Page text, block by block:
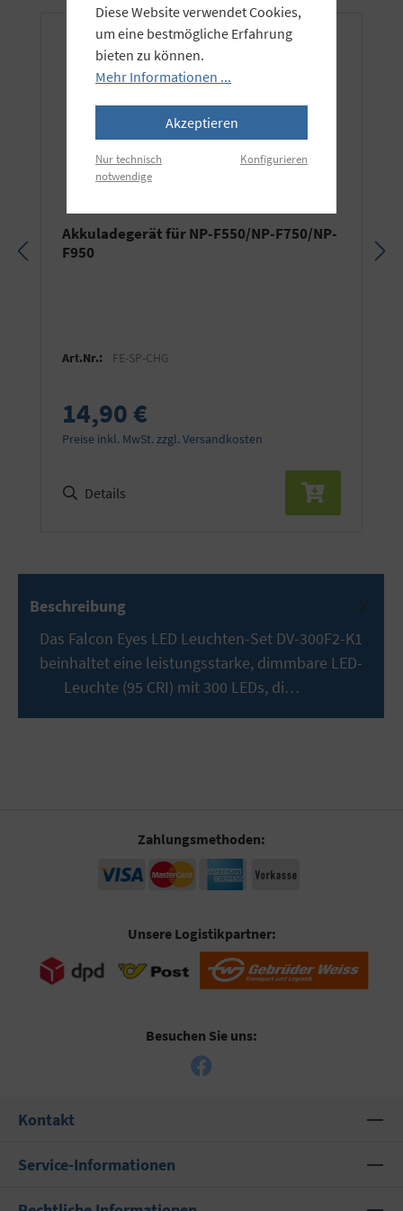
Akkuladegerät für NP-F550/NP-F750/NP-
F950
Art.Nr.: FE-SP-CHG
14,90 €
Preise inkl. MwSt. zzgl. Versandkosten
Details
Beschreibung
Das Falcon Eyes LED Leuchten-Set DV-300F2-K1
beinhaltet eine leistungsstarke, dimmbare LED-
Leuchte (95 CRI) mit 300 LEDs, di…
Zahlungsmethoden:
Unsere Logistikpartner:
Besuchen Sie uns:
Kontakt
Service-Informationen
Diese Website verwendet Cookies,
um eine bestmögliche Erfahrung
bieten zu können.
Mehr Informationen ...
Akzeptieren
Nur technisch
notwendige
Konfigurieren